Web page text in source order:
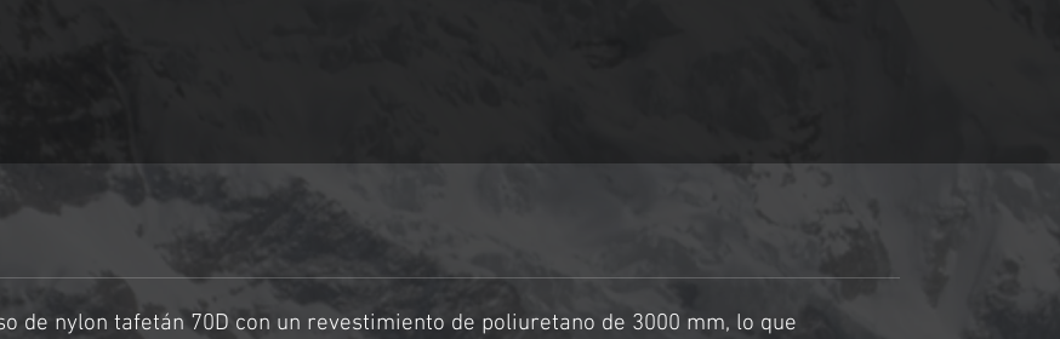
without sacrificing comfort or
space. We offer the MSR Elixir 3
de nylon tafetán 70D con un revestimiento de poliuretano de 3000 mm, lo que